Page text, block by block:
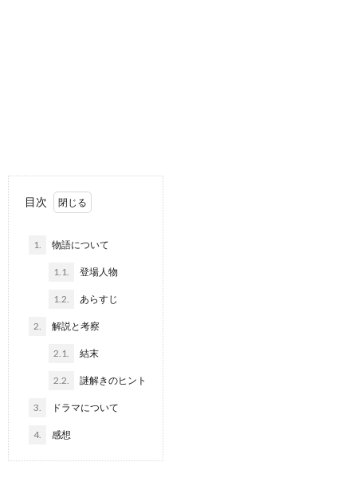
目次
1. 物語について
1.1. 登場人物
1.2. あらすじ
2. 解説と考察
2.1. 結末
2.2. 謎解きのヒント
3. ドラマについて
4. 感想